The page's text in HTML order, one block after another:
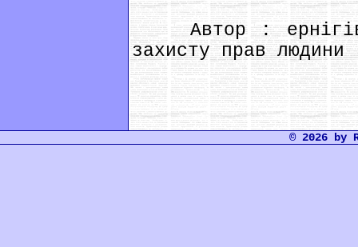
Автор :
захисту прав людини
© 2026 by